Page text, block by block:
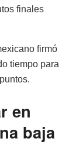
finales
firmó
tiempo para
en
baja